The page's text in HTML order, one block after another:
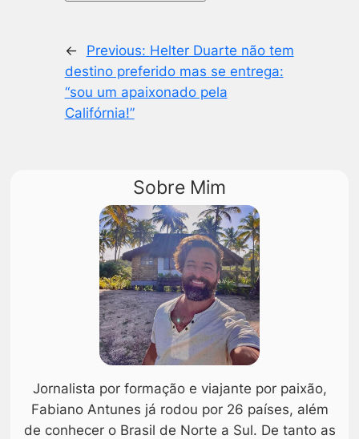
← Previous: Helter Duarte não tem
destino preferido mas se entrega:
“sou um apaixonado pela
Califórnia!”
Sobre Mim
Jornalista por formação e viajante por paixão,
Fabiano Antunes já rodou por 26 países, além
de conhecer o Brasil de Norte a Sul. De tanto as